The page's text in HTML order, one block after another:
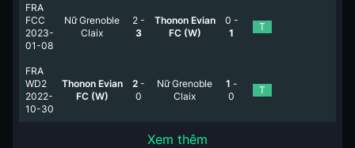
FRA
FCC
2023-
01-08
Nữ Grenoble
Claix
2-
3
Thonon Evian
FC (W)
0 -
1
T
FRA
WD2
2022-
10-30
Thonon Evian
FC (W)
2-
0
Nữ Grenoble
Claix
1 -
0
T
Xem thêm